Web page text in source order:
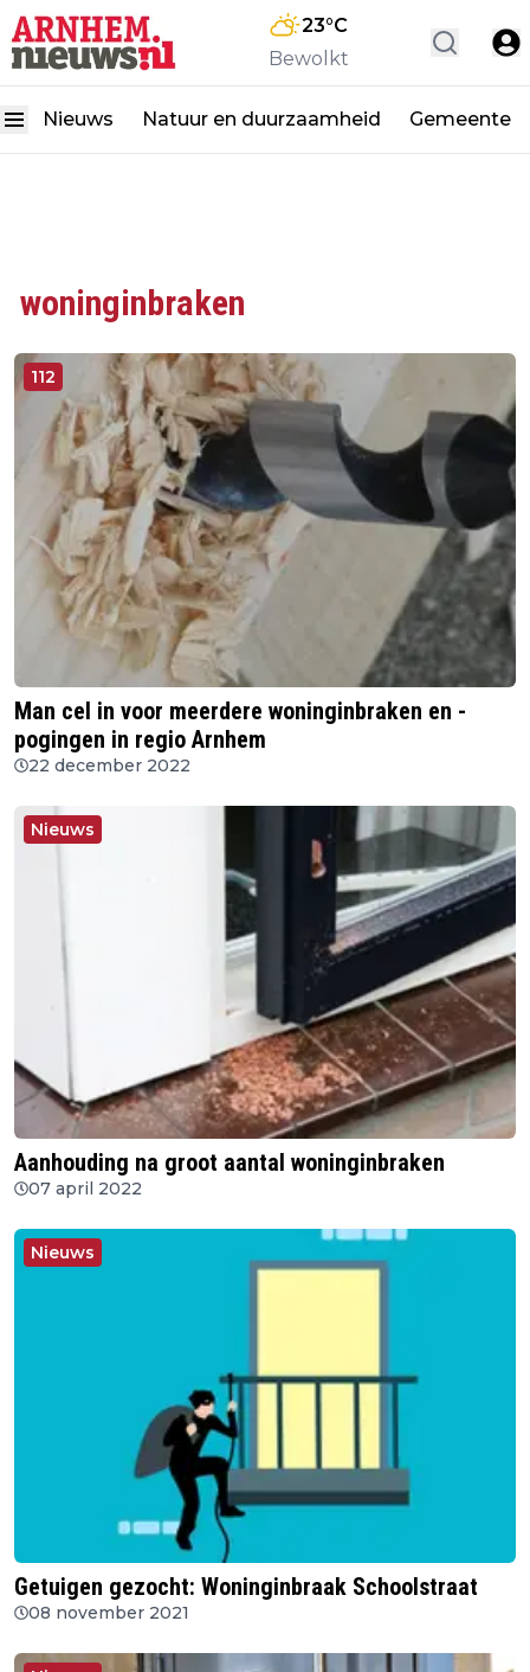
23°C
Bewolkt
Nieuws Natuur en duurzaamheid Gemeente
woninginbraken
112
Man cel in voor meerdere woninginbraken en -
pogingen in regio Arnhem
22 december 2022
Nieuws
Aanhouding na groot aantal woninginbraken
07 april 2022
Nieuws
Getuigen gezocht: Woninginbraak Schoolstraat
08 november 2021